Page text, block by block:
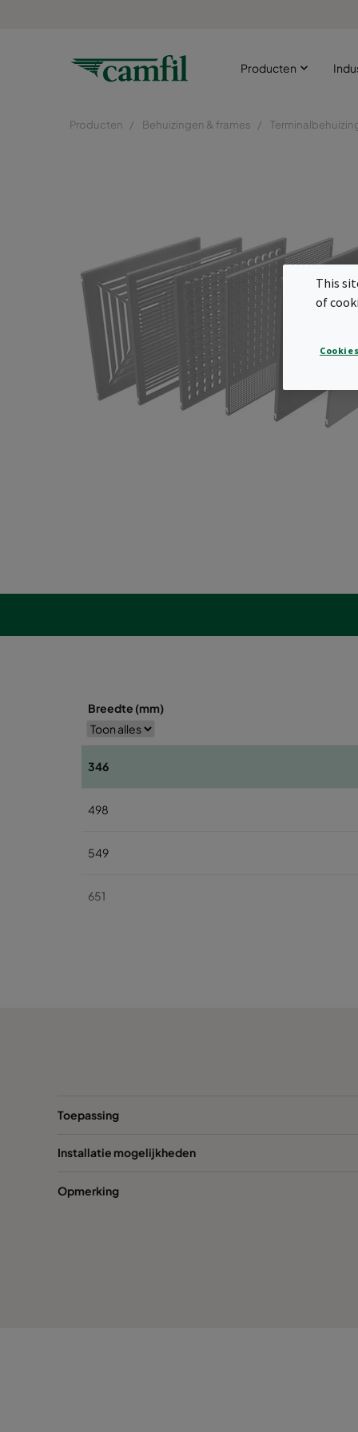
Producten
Producten Behuizingen & frames
Breedte (mm)
346
498
549
651
1149
1261
347
Toepassing
Installatie mogelijkheden
Opmerking
This
of